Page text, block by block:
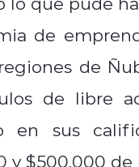
de
de
de libre
en sus
y $500.000